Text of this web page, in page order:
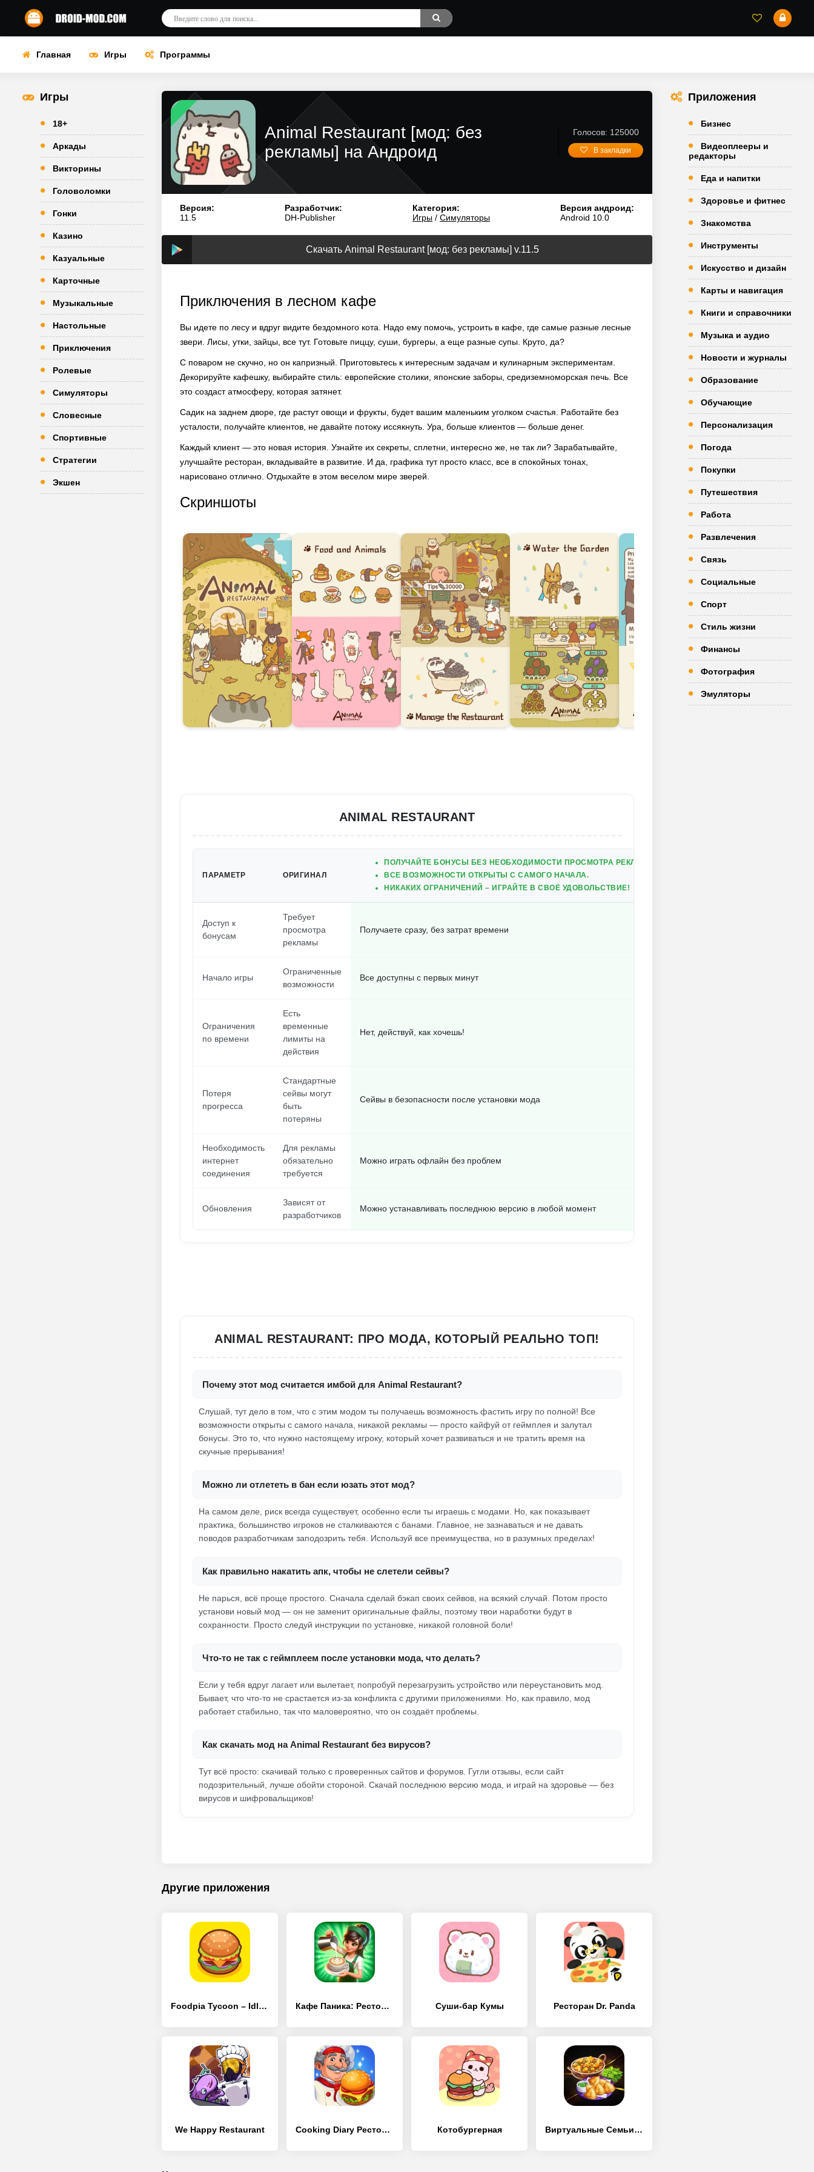
Главная Игры Программы
Игры
18+
Аркады
Викторины
Головоломки
Гонки
Казино
Казуальные
Карточные
Музыкальные
Настольные
Приключения
Ролевые
Симуляторы
Словесные
Спортивные
Стратегии
Экшен
Animal Restaurant [мод: без
рекламы] на Андроид
Голосов: 125000
В закладки
Версия:
11.5
Разработчик:
DH-Publisher
Категория:
Игры / Симуляторы
Версия андроид:
Android 10.0
Скачать Animal Restaurant [мод: без рекламы] v.11.5
Приключения в лесном кафе
Вы идете по лесу и вдруг видите бездомного кота. Надо ему помочь, устроить в кафе, где самые разные лесные
звери. Лисы, утки, зайцы, все тут. Готовьте пиццу, суши, бургеры, а еще разные супы. Круто, да?
С поваром не скучно, но он капризный. Приготовьтесь к интересным задачам и кулинарным экспериментам.
Декорируйте кафешку, выбирайте стиль: европейские столики, японские заборы, средиземноморская печь. Все
это создаст атмосферу, которая затянет.
Садик на заднем дворе, где растут овощи и фрукты, будет вашим маленьким уголком счастья. Работайте без
усталости, получайте клиентов, не давайте потоку иссякнуть. Ура, больше клиентов — больше денег.
Каждый клиент — это новая история. Узнайте их секреты, сплетни, интересно же, не так ли? Зарабатывайте,
улучшайте ресторан, вкладывайте в развитие. И да, графика тут просто класс, все в спокойных тонах,
нарисовано отлично. Отдыхайте в этом веселом мире зверей.
Скриншоты
ANIMAL RESTAURANT
ПАРАМЕТР ОРИГИНАЛ
ПОЛУЧАЙТЕ БОНУСЫ БЕЗ НЕОБХОДИМОСТИ ПРОСМОТРА РЕКЛАМЫ.
ВСЕ ВОЗМОЖНОСТИ ОТКРЫТЫ С САМОГО НАЧАЛА.
НИКАКИХ ОГРАНИЧЕНИЙ – ИГРАЙТЕ В СВОЁ УДОВОЛЬСТВИЕ!
Доступ к
бонусам
Требует
просмотра
рекламы
Получаете сразу, без затрат времени
Начало игры
Ограниченные
возможности
Все доступны с первых минут
Ограничения
по времени
Есть
временные
лимиты на
действия
Нет, действуй, как хочешь!
Потеря
прогресса
Стандартные
сейвы могут
быть
потеряны
Сейвы в безопасности после установки мода
Необходимость
интернет
соединения
Для рекламы
обязательно
требуется
Можно играть офлайн без проблем
Обновления
Зависят от
разработчиков
Можно устанавливать последнюю версию в любой момент
ANIMAL RESTAURANT: ПРО МОДА, КОТОРЫЙ РЕАЛЬНО ТОП!
Почему этот мод считается имбой для Animal Restaurant?
Слушай, тут дело в том, что с этим модом ты получаешь возможность фастить игру по полной! Все
возможности открыты с самого начала, никакой рекламы — просто кайфуй от геймплея и залутал
бонусы. Это то, что нужно настоящему игроку, который хочет развиваться и не тратить время на
скучные прерывания!
Можно ли отлететь в бан если юзать этот мод?
На самом деле, риск всегда существует, особенно если ты играешь с модами. Но, как показывает
практика, большинство игроков не сталкиваются с банами. Главное, не зазнаваться и не давать
поводов разработчикам заподозрить тебя. Используй все преимущества, но в разумных пределах!
Как правильно накатить апк, чтобы не слетели сейвы?
Не парься, всё проще простого. Сначала сделай бэкап своих сейвов, на всякий случай. Потом просто
установи новый мод — он не заменит оригинальные файлы, поэтому твои наработки будут в
сохранности. Просто следуй инструкции по установке, никакой головной боли!
Что-то не так с геймплеем после установки мода, что делать?
Если у тебя вдруг лагает или вылетает, попробуй перезагрузить устройство или переустановить мод.
Бывает, что что-то не срастается из-за конфликта с другими приложениями. Но, как правило, мод
работает стабильно, так что маловероятно, что он создаёт проблемы.
Как скачать мод на Animal Restaurant без вирусов?
Тут всё просто: скачивай только с проверенных сайтов и форумов. Гугли отзывы, если сайт
подозрительный, лучше обойти стороной. Скачай последнюю версию мода, и играй на здоровье — без
вирусов и шифровальщиков!
Другие приложения
Foodpia Tycoon – Idle restaurant Кафе Паника: Ресторан и кафе Суши-бар Кумы Ресторан Dr. Panda
We Happy Restaurant Cooking Diary Ресторан и кафе Котобургерная Виртуальные Семьи: готовить
Приложения
Бизнес
Видеоплееры и
редакторы
Еда и напитки
Здоровье и фитнес
Знакомства
Инструменты
Искусство и дизайн
Карты и навигация
Книги и справочники
Музыка и аудио
Новости и журналы
Образование
Обучающие
Персонализация
Погода
Покупки
Путешествия
Работа
Развлечения
Связь
Социальные
Спорт
Стиль жизни
Финансы
Фотография
Эмуляторы